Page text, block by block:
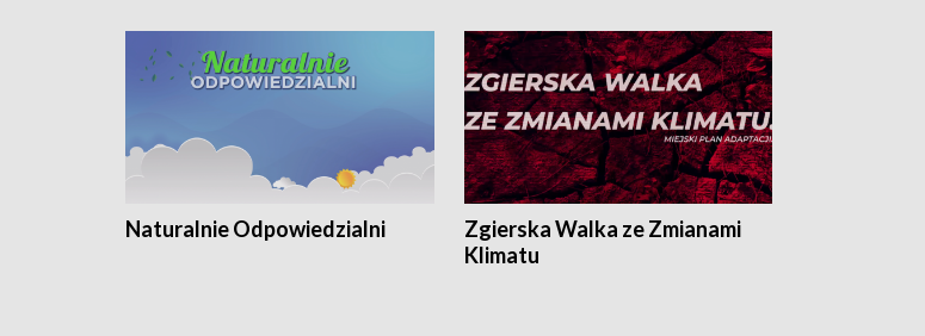
Naturalnie Odpowiedzialni
Zgierska Walka ze Zmianami
Klimatu